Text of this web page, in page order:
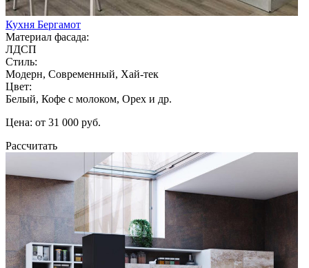
Кухня Бергамот
Материал фасада:
ЛДСП
Стиль:
Модерн, Современный, Хай-тек
Цвет:
Белый, Кофе с молоком, Орех и др.
Цена: от 31 000 руб.
Рассчитать